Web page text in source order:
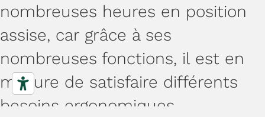
nombreuses heures en position
assise, car grâce à ses
nombreuses fonctions, il est en
mesure de satisfaire différents
besoins ergonomiques.